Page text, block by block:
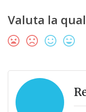
Valuta la